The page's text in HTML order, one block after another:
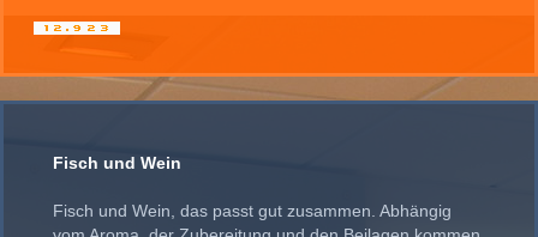
Fisch und Wein
Fisch und Wein, das passt gut zusammen. Abhängig